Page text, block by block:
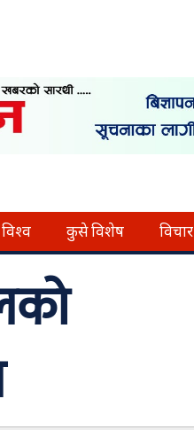
विश्व कुसे विशेष विचार